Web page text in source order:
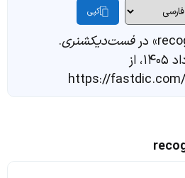
کپی
فست‌دیکشنری.
مشاهده در تاریخ ۱۶ مرداد ۱۴۰۵، از
https://